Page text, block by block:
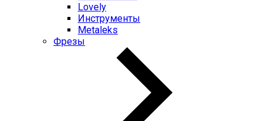
Lovely
Инструменты
Metaleks
Фрезы